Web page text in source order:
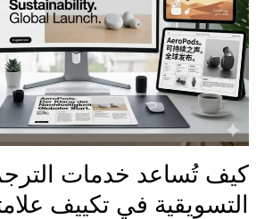
كيف تُساعد خدمات
التسويقية في تكييف